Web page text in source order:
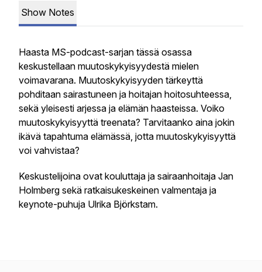
Show Notes
Haasta MS-podcast-sarjan tässä osassa
keskustellaan muutoskykyisyydestä mielen
voimavarana. Muutoskykyisyyden tärkeyttä
pohditaan sairastuneen ja hoitajan hoitosuhteessa,
sekä yleisesti arjessa ja elämän haasteissa. Voiko
muutoskykyisyyttä treenata? Tarvitaanko aina jokin
ikävä tapahtuma elämässä, jotta muutoskykyisyyttä
voi vahvistaa?
Keskustelijoina ovat kouluttaja ja sairaanhoitaja Jan
Holmberg sekä ratkaisukeskeinen valmentaja ja
keynote-puhuja Ulrika Björkstam.